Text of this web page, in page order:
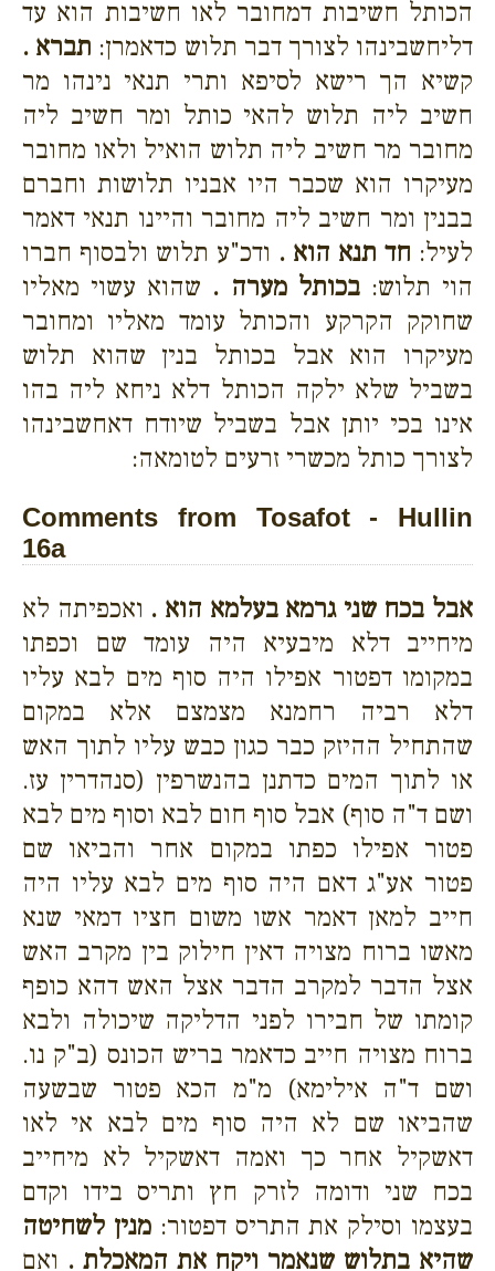
הכותל חשיבות דמחובר לאו חשיבות הוא עד
דליחשבינהו לצורך דבר תלוש כדאמרן: תברא .
קשיא הך רישא לסיפא ותרי תנאי נינהו מר
חשיב ליה תלוש להאי כותל ומר חשיב ליה
מחובר מר חשיב ליה תלוש הואיל ולאו מחובר
מעיקרו הוא שכבר היו אבניו תלושות וחברם
בבנין ומר חשיב ליה מחובר והיינו תנאי דאמר
לעיל: חד תנא הוא . ודכ"ע תלוש ולבסוף חברו
הוי תלוש:בכותל מערה . שהוא עשוי מאליו
שחוקק הקרקע והכותל עומד מאליו ומחובר
מעיקרו הוא אבל בכותל בנין שהוא תלוש
בשביל שלא ילקה הכותל דלא ניחא ליה בהו
אינו בכי יותן אבל בשביל שיודח דאחשבינהו
לצורך כותל מכשרי זרעים לטומאה:
Comments from Tosafot - Hullin
16a
אבל בכח שני גרמא בעלמא הוא . ואכפיתה לא
מיחייב דלא מיבעיא היה עומד שם וכפתו
במקומו דפטור אפילו היה סוף מים לבא עליו
דלא רביה רחמנא מצמצם אלא במקום
שהתחיל ההיזק כבר כגון כבש עליו לתוך האש
או לתוך המים כדתנן בהנשרפין (סנהדרין עז.
ושם ד"ה סוף) אבל סוף חום לבא וסוף מים לבא
פטור אפילו כפתו במקום אחר והביאו שם
פטור אע"ג דאם היה סוף מים לבא עליו היה
חייב למאן דאמר אשו משום חציו דמאי שנא
מאשו ברוח מצויה דאין חילוק בין מקרב האש
אצל הדבר למקרב הדבר אצל האש דהא כופף
קומתו של חבירו לפני הדליקה שיכולה ולבא
ברוח מצויה חייב כדאמר בריש הכונס (ב"ק נו.
ושם ד"ה אילימא) מ"מ הכא פטור שבשעה
שהביאו שם לא היה סוף מים לבא אי לאו
דאשקיל אחר כך ואמה דאשקיל לא מיחייב
בכח שני ודומה לזרק חץ ותריס בידו וקדם
בעצמו וסילק את התריס דפטור:מנין לשחיטה
שהיא בתלוש שנאמר ויקח את המאכלת . ואם